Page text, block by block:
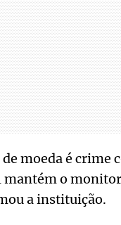
moeda é crime
mantém o
a instituição.